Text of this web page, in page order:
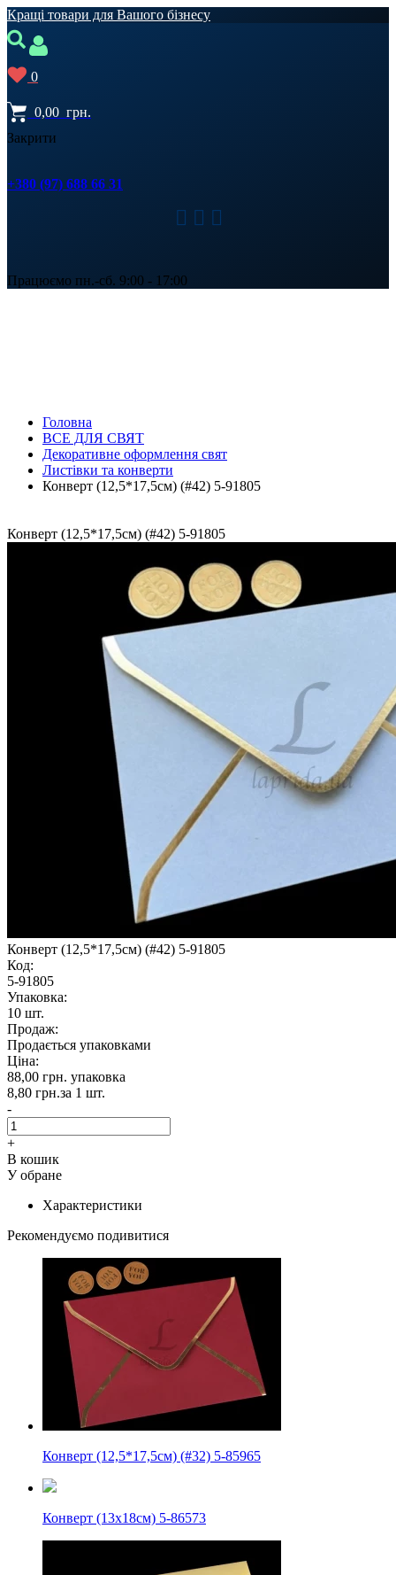
Кращі товари для Вашого бізнесу
0
0,00 грн.
Закрити
+380 (97) 688 66 31
Працюємо пн.-сб. 9:00 - 17:00
Головна
ВСЕ ДЛЯ СВЯТ
Декоративне оформлення свят
Листівки та конверти
Конверт (12,5*17,5см) (#42) 5-91805
Конверт (12,5*17,5см) (#42) 5-91805
Конверт (12,5*17,5см) (#42) 5-91805
Код:
5-91805
Упаковка:
10 шт.
Продаж:
Продається упаковками
Ціна:
88,00 грн. упаковка
8,80 грн.за 1 шт.
-
+
В кошик
У обране
Характеристики
Рекомендуємо подивитися
Конверт (12,5*17,5см) (#32) 5-85965
Конверт (13х18см) 5-86573